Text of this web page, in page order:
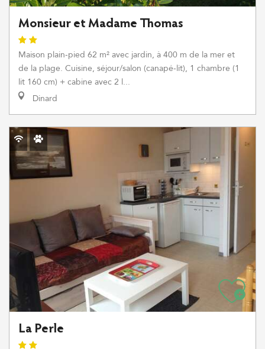
Monsieur et Madame Thomas
Maison plain-pied 62 m² avec jardin, à 400 m de la mer et
de la plage. Cuisine, séjour/salon (canapé-lit), 1 chambre (1
lit 160 cm) + cabine avec 2 l...
Dinard
La Perle